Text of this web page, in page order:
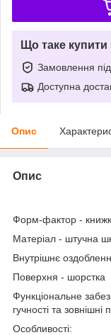
Що таке
Замовлення
Доступна
Опис
Опис
Форм-фактор -
Матеріал - штучна
Внутрішнє
Поверхня - шорстка
Функціональне
гучності та зовнішні
Особливості: